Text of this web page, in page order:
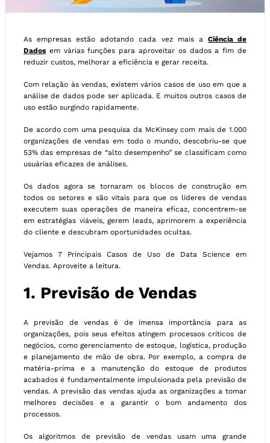
As empresas estão adotando cada vez mais a Ciência de
Dados em várias funções para aproveitar os dados a fim de
reduzir custos, melhorar a eficiência e gerar receita.
Com relação às vendas, existem vários casos de uso em que a
análise de dados pode ser aplicada. E muitos outros casos de
uso estão surgindo rapidamente.
De acordo com uma pesquisa da McKinsey com mais de 1.000
organizações de vendas em todo o mundo, descobriu-se que
53% das empresas de “alto desempenho” se classificam como
usuárias eficazes de análises.
Os dados agora se tornaram os blocos de construção em
todos os setores e são vitais para que os líderes de vendas
executem suas operações de maneira eficaz, concentrem-se
em estratégias viáveis, gerem leads, aprimorem a experiência
do cliente e descubram oportunidades ocultas.
Vejamos 7 Principais Casos de Uso de Data Science em
Vendas. Aproveite a leitura.
1. Previsão de Vendas
A previsão de vendas é de imensa importância para as
organizações, pois seus efeitos atingem processos críticos de
negócios, como gerenciamento de estoque, logística, produção
e planejamento de mão de obra. Por exemplo, a compra de
matéria-prima e a manutenção do estoque de produtos
acabados é fundamentalmente impulsionada pela previsão de
vendas. A previsão das vendas ajuda as organizações a tomar
melhores decisões e a garantir o bom andamento dos
processos.
Os algoritmos de previsão de vendas usam uma grande